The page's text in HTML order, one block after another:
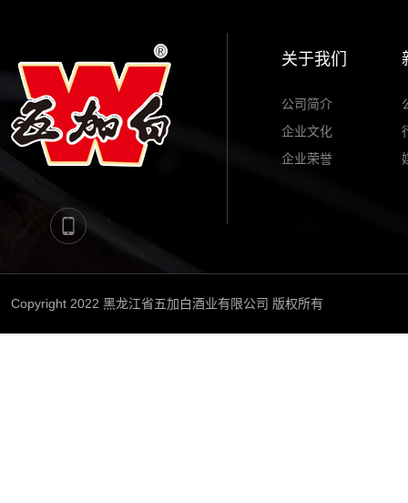
关于我们
公司简介
企业文化
企业荣誉
Copyright 2022 黑龙江省五加白酒业有限公司 版权所有